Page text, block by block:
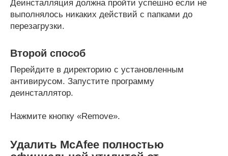
Деинсталляция должна пройти успешно если не
выполнялось никаких действий с папками до
перезагрузки.
Второй способ
Перейдите в директорию с установленным
антивирусом. Запустите программу
деинсталлятор.
Нажмите кнопку «Remove».
Удалить McAfee полностью